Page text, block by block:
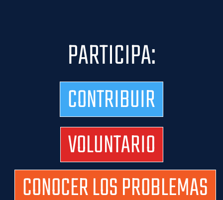
PARTICIPA:
CONTRIBUIR
VOLUNTARIO
CONOCER LOS PROBLEMAS